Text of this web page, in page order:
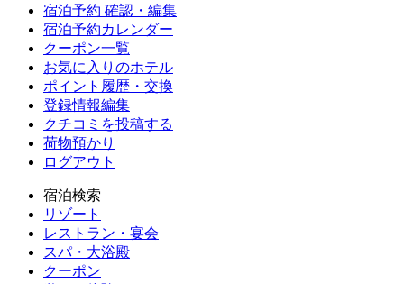
宿泊予約 確認・編集
宿泊予約カレンダー
クーポン一覧
お気に入りのホテル
ポイント履歴・交換
登録情報編集
クチコミを投稿する
荷物預かり
ログアウト
宿泊検索
リゾート
レストラン・宴会
スパ・大浴殿
クーポン